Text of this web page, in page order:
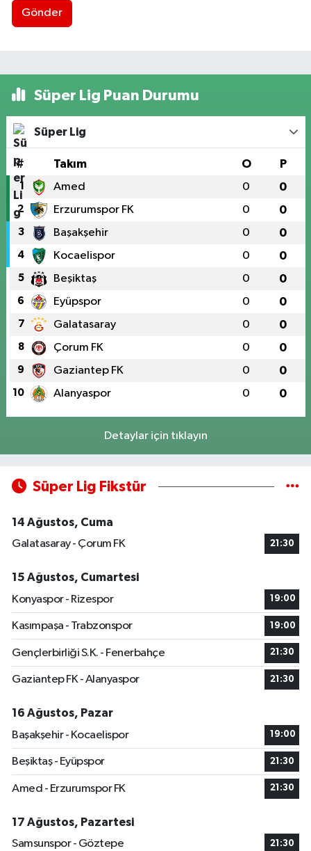
Gönder
Süper Lig Puan Durumu
Süper Lig
# Takım O P
1 Amed 0 0
2 Erzurumspor FK 0 0
3 Başakşehir 0 0
4 Kocaelispor 0 0
5 Beşiktaş 0 0
6 Eyüpspor 0 0
7 Galatasaray 0 0
8 Çorum FK 0 0
9 Gaziantep FK 0 0
10 Alanyaspor 0 0
Detaylar için tıklayın
Süper Lig Fikstür
14 Ağustos, Cuma
Galatasaray - Çorum FK
21:30
15 Ağustos, Cumartesi
Konyaspor - Rizespor
19:00
Kasımpaşa - Trabzonspor 19:00
Gençlerbirliği S.K. - Fenerbahçe 21:30
Gaziantep FK - Alanyaspor 21:30
16 Ağustos, Pazar
Başakşehir - Kocaelispor
19:00
Beşiktaş - Eyüpspor 21:30
Amed - Erzurumspor FK 21:30
17 Ağustos, Pazartesi
Samsunspor - Göztepe
21:30